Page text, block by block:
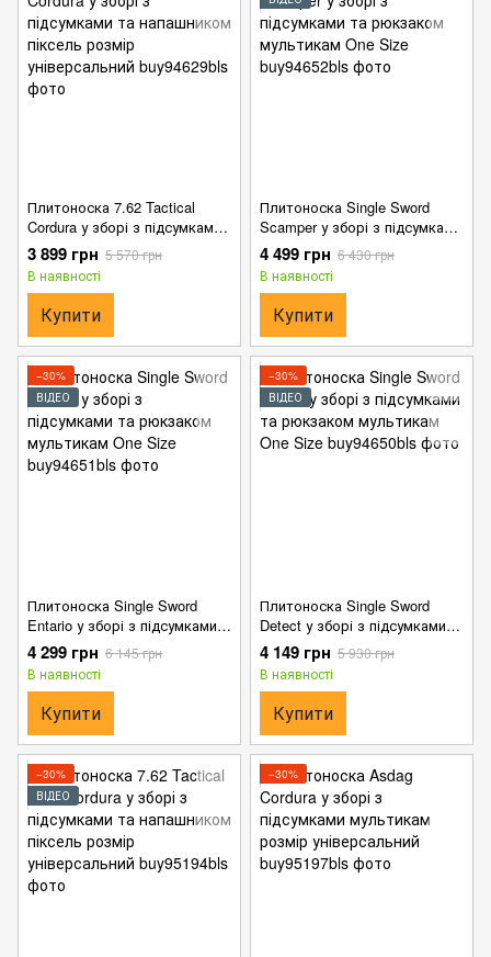
Плитоноска 7.62 Tactical
Cordura у зборі з підсумками
та напашником піксель
розмір універсальний
3 899 грн 5 570 грн
В наявності
Купити
Плитоноска Single Sword
Scamper у зборі з підсумками
та рюкзаком мультикам One
Size
4 499 грн 6 430 грн
В наявності
Купити
−30%
ВІДЕО
Плитоноска Single Sword
Entario у зборі з підсумками
та рюкзаком мультикам One
Size
4 299 грн 6 145 грн
В наявності
Купити
−30%
ВІДЕО
Плитоноска Single Sword
Detect у зборі з підсумками
та рюкзаком мультикам One
Size
4 149 грн 5 930 грн
В наявності
Купити
−30%
ВІДЕО
−30%